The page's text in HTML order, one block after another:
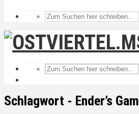
Schlagwort - Ender’s